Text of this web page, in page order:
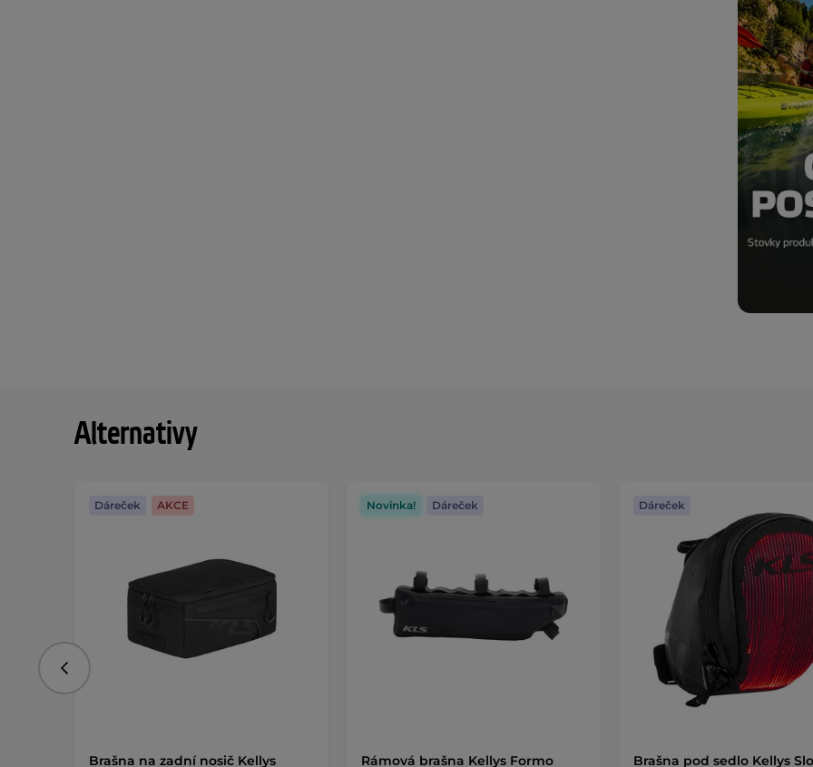
Alternativy
Brašna na zadní nosič Kellys
Dáreček AKCE
Rámová brašna Kellys Formo
Novinka! Dáreček
Brašna pod sedlo Kellys
Dáreček
Předchozí